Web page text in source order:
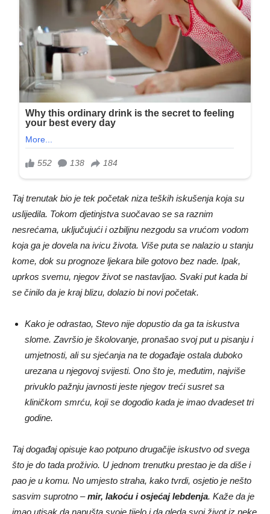
Taj trenutak bio je tek početak niza teških iskušenja koja su
uslijedila. Tokom djetinjstva suočavao se sa raznim
nesrećama, uključujući i ozbiljnu nezgodu sa vrućom vodom
koja ga je dovela na ivicu života. Više puta se nalazio u stanju
kome, dok su prognoze ljekara bile gotovo bez nade. Ipak,
uprkos svemu, njegov život se nastavljao. Svaki put kada bi
se činilo da je kraj blizu, dolazio bi novi početak.
Kako je odrastao, Stevo nije dopustio da ga ta iskustva
slome. Završio je školovanje, pronašao svoj put u pisanju i
umjetnosti, ali su sjećanja na te događaje ostala duboko
urezana u njegovoj svijesti. Ono što je, međutim, najviše
privuklo pažnju javnosti jeste njegov treći susret sa
kliničkom smrću, koji se dogodio kada je imao dvadeset tri
godine.
Taj događaj opisuje kao potpuno drugačije iskustvo od svega
što je do tada proživio. U jednom trenutku prestao je da diše i
pao je u komu. No umjesto straha, kako tvrdi, osjetio je nešto
sasvim suprotno –mir, lakoću i osjećaj lebdenja. Kaže da je
imao utisak da napušta svoje tijelo i da gleda svoj život iz neke